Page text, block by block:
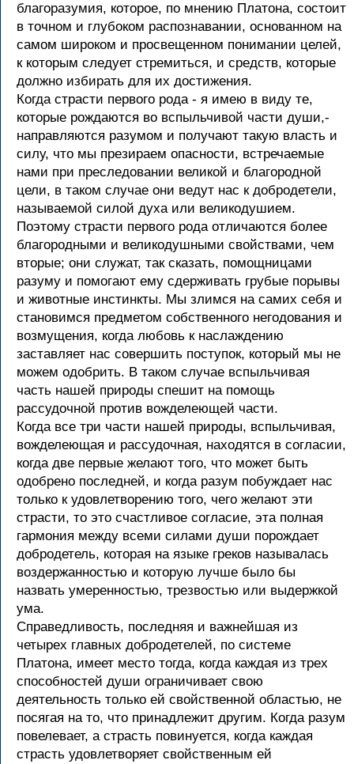
благоразумия, которое, по мнению Платона, состоит
в точном и глубоком распознавании, основанном на
самом широком и просвещенном понимании целей,
к которым следует стремиться, и средств, которые
должно избирать для их достижения.
Когда страсти первого рода - я имею в виду те,
которые рождаются во вспыльчивой части души,-
направляются разумом и получают такую власть и
силу, что мы презираем опасности, встречаемые
нами при преследовании великой и благородной
цели, в таком случае они ведут нас к добродетели,
называемой силой духа или великодушием.
Поэтому страсти первого рода отличаются более
благородными и великодушными свойствами, чем
вторые; они служат, так сказать, помощницами
разуму и помогают ему сдерживать грубые порывы
и животные инстинкты. Мы злимся на самих себя и
становимся предметом собственного негодования и
возмущения, когда любовь к наслаждению
заставляет нас совершить поступок, который мы не
можем одобрить. В таком случае вспыльчивая
часть нашей природы спешит на помощь
рассудочной против вожделеющей части.
Когда все три части нашей природы, вспыльчивая,
вожделеющая и рассудочная, находятся в согласии,
когда две первые желают того, что может быть
одобрено последней, и когда разум побуждает нас
только к удовлетворению того, чего желают эти
страсти, то это счастливое согласие, эта полная
гармония между всеми силами души порождает
добродетель, которая на языке греков называлась
воздержанностью и которую лучше было бы
назвать умеренностью, трезвостью или выдержкой
ума.
Справедливость, последняя и важнейшая из
четырех главных добродетелей, по системе
Платона, имеет место тогда, когда каждая из трех
способностей души ограничивает свою
деятельность только ей свойственной областью, не
посягая на то, что принадлежит другим. Когда разум
повелевает, а страсть повинуется, когда каждая
страсть удовлетворяет свойственным ей